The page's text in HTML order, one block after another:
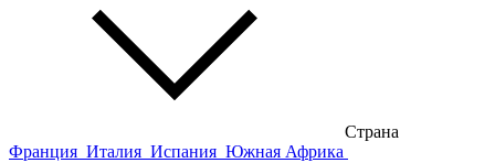
Страна
Франция Италия Испания Южная Африка